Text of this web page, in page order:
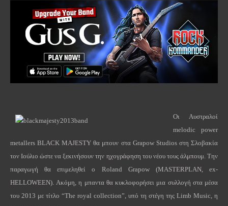
Οι Αυστραλοί
melodic power
metallers BLACK MAJESTY θα μπουν στα Grapow Studios στη Σλοβακία
τον Ιούλιο ώστε να ξεκινήσουν την ηχογράφηση του νέου τους άλμπουμ. Την
παραγωγή θα επιμεληθεί ο Roland Grapow (MASTERPLAN, ex-
HELLOWEEN). Ακόμη, η μπαντα θα κυκλοφορήσει μια συλλογή στα μέσα
του 2013 με τίτλο “The royal collection”, υπό τη στέγη της Limb Music, η